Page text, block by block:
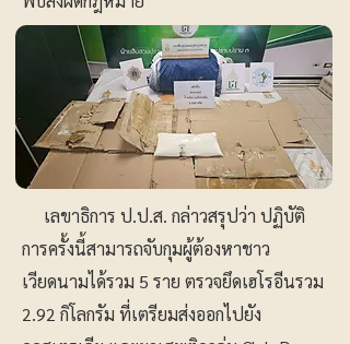
เลขาธิการ ป.ป.ส. กล่าวสรุปว่า ปฏิบัติ
การครั้งนี้สามารถจับกุมผู้ต้องหาชาว
เวียดนามได้รวม 5 ราย ตรวจยึดเฮโรอีนรวม
2.92 กิโลกรัม ที่เตรียมส่งออกไปยัง